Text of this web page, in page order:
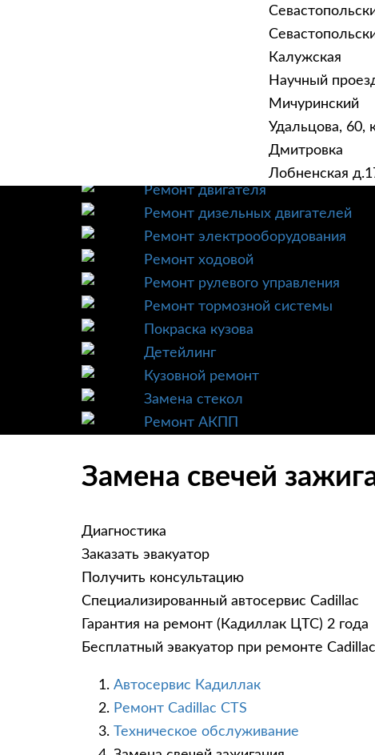
Калужская
Научный
Мичуринский
Удальцова, 60,
Дмитровка
Лобненская
УСЛУГИ
Техническое обслуживание
Ремонт трансмиссии
Ремонт двигателя
Ремонт дизельных двигателей
Ремонт электрооборудования
Ремонт ходовой
Ремонт рулевого управления
Ремонт тормозной системы
Покраска кузова
Детейлинг
Кузовной ремонт
Замена стекол
Ремонт АКПП
Замена свечей
Диагностика
Заказать эвакуатор
Получить консультацию
Специализированный автосервис Cadillac
Гарантия на ремонт (Кадиллак ЦТС) 2 года
Бесплатный эвакуатор при ремонте
Автосервис Кадиллак
Ремонт Cadillac CTS
Техническое обслуживание